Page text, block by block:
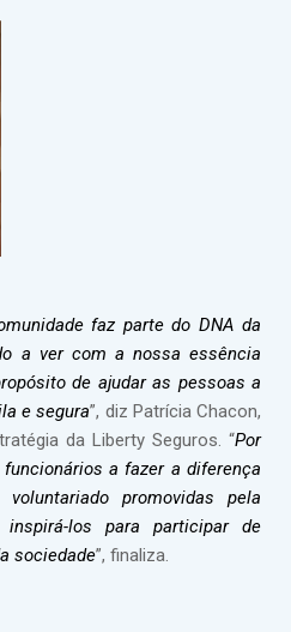
faz parte do DNA da
a ver com a nossa essência
de ajudar as pessoas a
e segura”, diz Patrícia Chacon,
da Liberty Seguros. “Por
a fazer a diferença
promovidas pela
inspirá-los para participar de
sociedade”, finaliza.